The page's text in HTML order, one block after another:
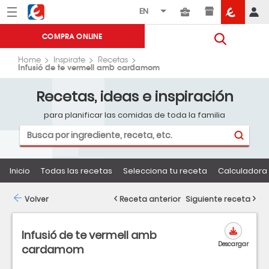
Menú Eroski
COMPRA ONLINE
Home Inspirate Recetas
Infusió de te vermell amb cardamom
Recetas, ideas e inspiración
para planificar las comidas de toda la familia
Inicio Todas las recetas Selecciona tu receta
Infusió de te vermell amb
cardamom
Descargar
Volver Receta anterior Siguiente receta